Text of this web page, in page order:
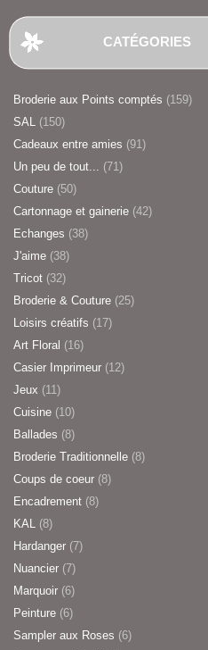
CATÉGORIES
Broderie aux Points comptés (159)
SAL (150)
Cadeaux entre amies (91)
Un peu de tout... (71)
Couture (50)
Cartonnage et gainerie (42)
Echanges (38)
J'aime (38)
Tricot (32)
Broderie & Couture (25)
Loisirs créatifs (17)
Art Floral (16)
Casier Imprimeur (12)
Jeux (11)
Cuisine (10)
Ballades (8)
Broderie Traditionnelle (8)
Coups de coeur (8)
Encadrement (8)
KAL (8)
Hardanger (7)
Nuancier (7)
Marquoir (6)
Peinture (6)
Sampler aux Roses (6)